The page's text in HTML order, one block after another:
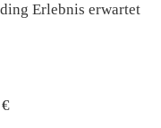
Erlebnis erwartet